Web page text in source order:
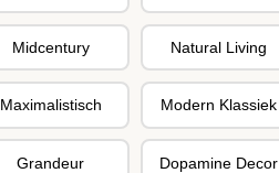
Midcentury Natural Living
Maximalistisch Modern Klassiek
Grandeur Dopamine Decor